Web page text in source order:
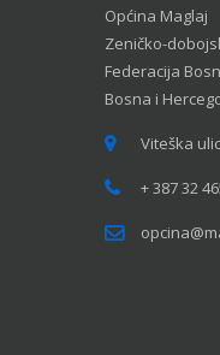
Općina Maglaj
Zeničko-
Federacija
Bosna i
Viteška
+ 387 32